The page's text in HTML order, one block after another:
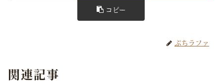
コピー
ぷちラファ
関連記事